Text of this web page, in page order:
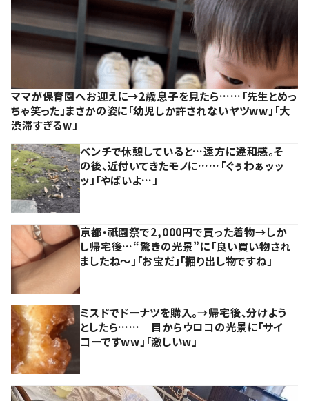
ママが保育園へお迎えに→2歳息子を見たら……「先生とめっ
ちゃ笑った」まさかの姿に「幼児しか許されないヤツww」「大
渋滞すぎるw」
ベンチで休憩していると…遠方に違和感。そ
の後、近付いてきたモノに……「ぐぅわぁッッ
ッ」「やばいよ…」
京都・祇園祭で2,000円で買った着物→しか
し帰宅後…“驚きの光景”に「良い買い物され
ましたね～」「お宝だ」「掘り出し物ですね」
ミスドでドーナツを購入。→帰宅後、分けよう
としたら…… 目からウロコの光景に「サイ
コーですww」「激しいw」